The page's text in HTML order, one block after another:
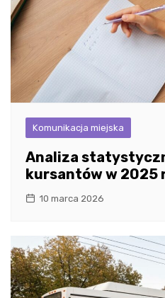
Komunikacja miejska
Analiza
kursantów w 2025
10 marca 2026